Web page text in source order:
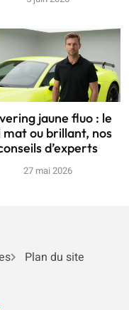
jaune fluo : le
mat ou brillant, nos
d’experts
27 mai 2026
Plan du site